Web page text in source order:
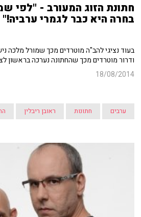
חתונת הזוג המעורב - "לפי
בחרה היא כבר לגמרי ערביה!"
בעוד נציגי להב"ה מוטרדים מכך שמורל מלכה
ודרור מוטרדים מכך שהחתונה נערכה בראשון
18/08/2014
ערבים חתונות ראובן ריבלין